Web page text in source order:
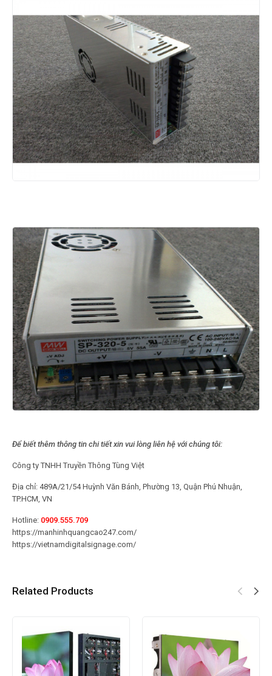
Để biết thêm thông tin chi tiết xin vui lòng liên hệ với chúng tôi:
Công ty TNHH Truyền Thông Tùng Việt
Địa chỉ: 489A/21/54 Huỳnh Văn Bánh, Phường 13, Quận Phú Nhuận,
TP.HCM, VN
Hotline: 0909.555.709
https://manhinhquangcao247.com/
https://vietnamdigitalsignage.com/
Related Products